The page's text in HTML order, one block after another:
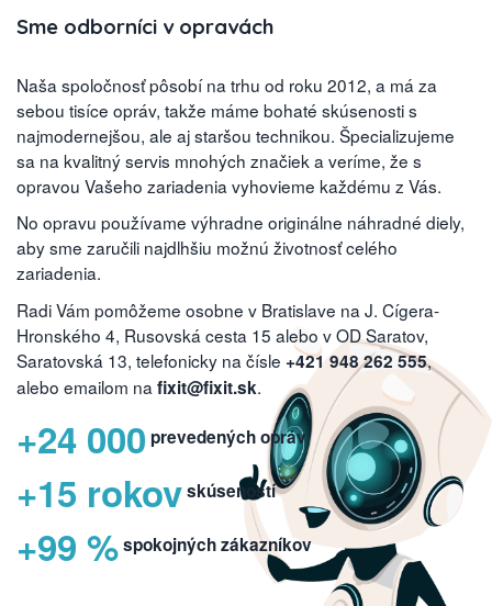
Sme odborníci v opravách
Naša spoločnosť pôsobí na trhu od roku 2012, a má za
sebou tisíce opráv, takže máme bohaté skúsenosti s
najmodernejšou, ale aj staršou technikou. Špecializujeme
sa na kvalitný servis mnohých značiek a veríme, že s
opravou Vašeho zariadenia vyhovieme každému z Vás.
No opravu používame výhradne originálne náhradné diely,
aby sme zaručili najdlhšiu možnú životnosť celého
zariadenia.
Radi Vám pomôžeme osobne v Bratislave na J. Cígera-
Hronského 4, Rusovská cesta 15 alebo v OD Saratov,
Saratovská 13, telefonicky na čísle +421 948 262 555,
alebo emailom na fixit@fixit.sk.
+24 000 prevedených opráv
+15 rokovskúseností
+99 %spokojných zákazníkov